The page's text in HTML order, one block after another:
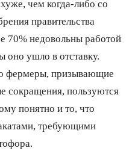
чем когда-либо со
правительства
70% недовольны работой
оно ушло в отставку.
фермеры, призывающие
сокращения, пользуются
понятно и то, что
требующими